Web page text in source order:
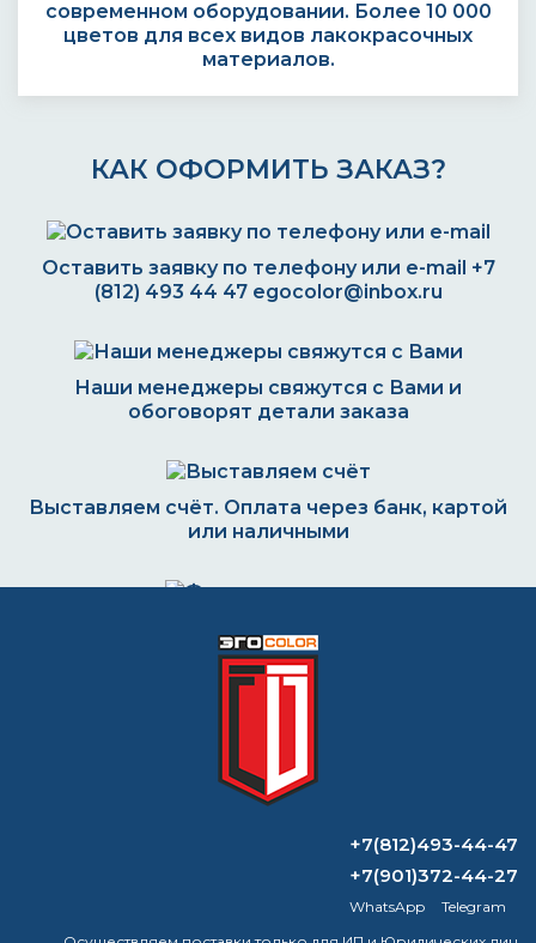
современном оборудовании. Более 10 000
цветов для всех видов лакокрасочных
материалов.
КАК ОФОРМИТЬ ЗАКАЗ?
Оставить заявку по телефону или e-mail +7
(812) 493 44 47 egocolor@inbox.ru
Наши менеджеры свяжутся с Вами и
обоговорят детали заказа
Выставляем счёт. Оплата через банк, картой
или наличными
компанией
ВОПРОС-ОТВЕТ
Ксилол — это то же самое, что и+7(812)493-44-47
+7(901)372-44-27
WhatsApp
Telegram